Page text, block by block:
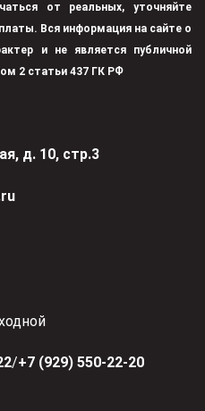
от реальных, уточняйте
Вся информация на сайте о
и не является публичной
2 статьи 437 ГК РФ
д. 10, стр.3
/+7 (929) 550-22-20